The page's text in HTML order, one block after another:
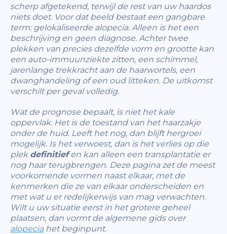
scherp afgetekend, terwijl de rest van uw haardos
niets doet. Voor dat beeld bestaat een gangbare
term: gelokaliseerde alopecia. Alleen is het een
beschrijving en geen diagnose. Achter twee
plekken van precies dezelfde vorm en grootte kan
een auto-immuunziekte zitten, een schimmel,
jarenlange trekkracht aan de haarwortels, een
dwanghandeling of een oud litteken. De uitkomst
verschilt per geval volledig.
Wat de prognose bepaalt, is niet het kale
oppervlak. Het is de toestand van het haarzakje
onder de huid. Leeft het nog, dan blijft hergroei
mogelijk. Is het verwoest, dan is het verlies op die
plekdefinitiefen kan alleen een transplantatie er
nog haar terugbrengen. Deze pagina zet de meest
voorkomende vormen naast elkaar, met de
kenmerken die ze van elkaar onderscheiden en
met wat u er redelijkerwijs van mag verwachten.
Wilt u uw situatie eerst in het grotere geheel
plaatsen, dan vormt de algemene gids over
alopeciahet beginpunt.